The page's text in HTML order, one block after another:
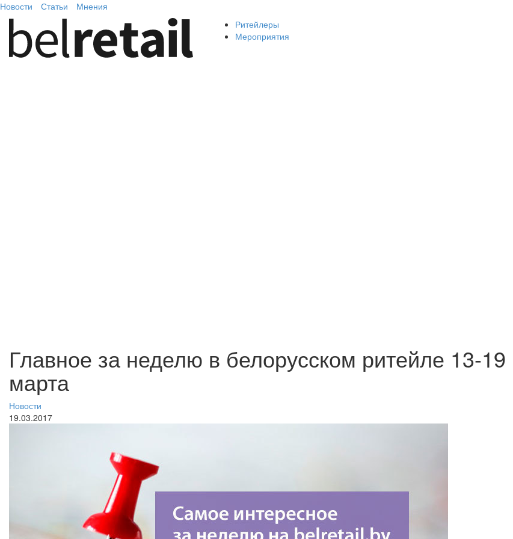
Новости Статьи Мнения
Ритейлеры
Мероприятия
Главное за неделю в белорусском ритейле 13-19
марта
Новости
19.03.2017